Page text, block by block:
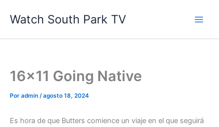
Watch South Park TV
16×11 Going Native
Por admin /agosto 18, 2024
Es hora de que Butters comience un viaje en el que seguirá